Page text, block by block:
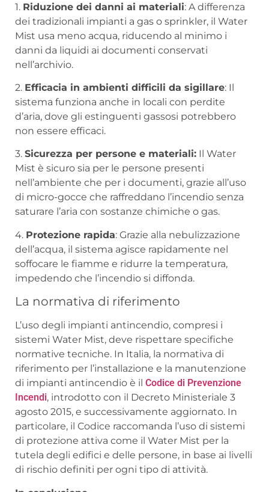
1. Riduzione dei danni ai materiali: A differenza
dei tradizionali impianti a gas o sprinkler, il Water
Mist usa meno acqua, riducendo al minimo i
danni da liquidi ai documenti conservati
nell’archivio.
2. Efficacia in ambienti difficili da sigillare: Il
sistema funziona anche in locali con perdite
d’aria, dove gli estinguenti gassosi potrebbero
non essere efficaci.
3. Sicurezza per persone e materiali: Il Water
Mist è sicuro sia per le persone presenti
nell’ambiente che per i documenti, grazie all’uso
di micro-gocce che raffreddano l’incendio senza
saturare l’aria con sostanze chimiche o gas.
4. Protezione rapida: Grazie alla nebulizzazione
dell’acqua, il sistema agisce rapidamente nel
soffocare le fiamme e ridurre la temperatura,
impedendo che l’incendio si diffonda.
La normativa di riferimento
L’uso degli impianti antincendio, compresi i
sistemi Water Mist, deve rispettare specifiche
normative tecniche. In Italia, la normativa di
riferimento per l’installazione e la manutenzione
di impianti antincendio è il Codice di Prevenzione
Incendi, introdotto con il Decreto Ministeriale 3
agosto 2015, e successivamente aggiornato. In
particolare, il Codice raccomanda l’uso di sistemi
di protezione attiva come il Water Mist per la
tutela degli edifici e delle persone, in base ai livelli
di rischio definiti per ogni tipo di attività.